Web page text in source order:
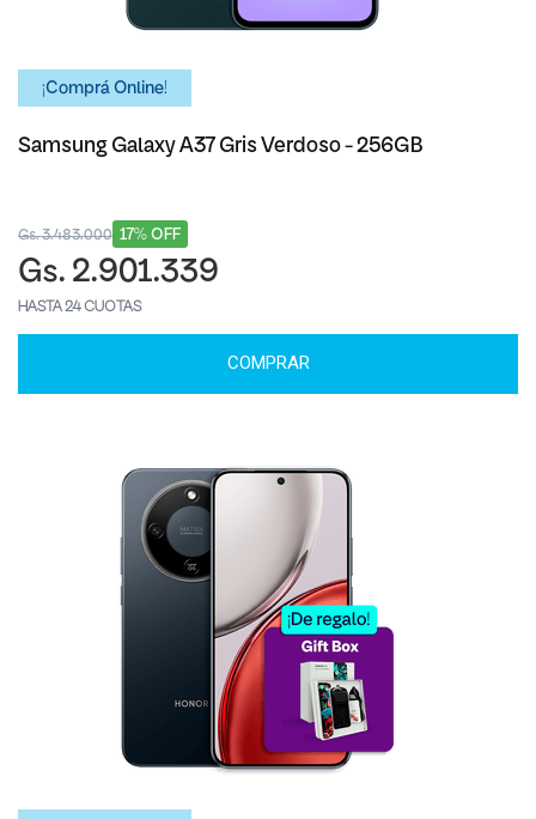
¡Comprá Online!
Samsung Galaxy A37 Gris Verdoso - 256GB
17% OFF
Gs. 3.483.000
Gs. 2.901.339
HASTA 24 CUOTAS
COMPRAR